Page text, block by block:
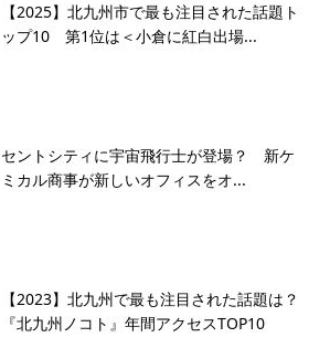
【2025】北九州市で最も注目された話題ト
ップ10 第1位は＜小倉に紅白出場...
セントシティに宇宙飛行士が登場？ 新ケ
ミカル商事が新しいオフィスをオ...
【2023】北九州で最も注目された話題は？
『北九州ノコト』年間アクセスTOP10